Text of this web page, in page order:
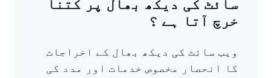
سائٹ کی دیکھ بھال پر کتنا
خرچ آتا ہے ؟
ویب سائٹ کی دیکھ بھال کے اخراجات
کا انحصار مخصوص خدمات اور مدد کی